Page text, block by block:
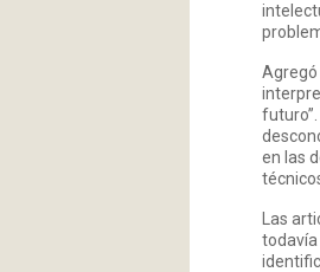
Agregó
en las
Las